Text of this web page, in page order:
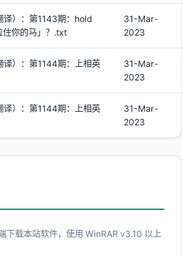
译）：第1143期：hold
你的马」？.txt
31-Mar-
2023
译）：第1144期：上相英
31-Mar-
2023
译）：第1144期：上相英
31-Mar-
2023
下载本站软件，使用 WinRAR v3.10 以上